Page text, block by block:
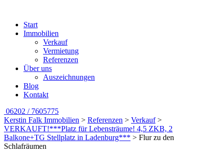
Start
Immobilien
Verkauf
Vermietung
Referenzen
Über uns
Auszeichnungen
Blog
Kontakt
06202 / 7605775
Kerstin Falk Immobilien > Referenzen > Verkauf>
VERKAUFT!***Platz für Lebensträume! 4,5 ZKB, 2
Balkone+TG Stellplatz in Ladenburg*** > Flur zu den
Schlafräumen